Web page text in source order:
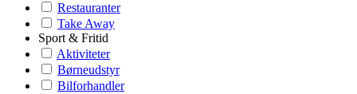
Restauranter
Take Away
Sport & Fritid
Aktiviteter
Børneudstyr
Bilforhandler